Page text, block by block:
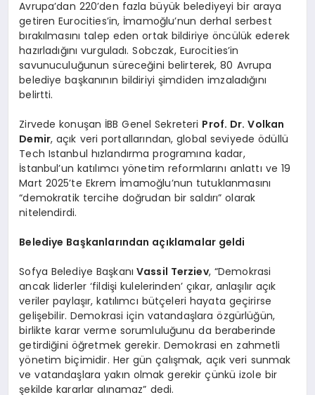
Avrupa’dan 220’den fazla büyük belediyeyi bir araya
getiren Eurocities’in, İmamoğlu’nun derhal serbest
bırakılmasını talep eden ortak bildiriye öncülük ederek
hazırladığını vurguladı. Sobczak, Eurocities’in
savunuculuğunun süreceğini belirterek, 80 Avrupa
belediye başkanının bildiriyi şimdiden imzaladığını
belirtti.
Zirvede konuşan İBB Genel Sekreteri Prof. Dr. Volkan
Demir, açık veri portallarından, global seviyede ödüllü
Tech Istanbul hızlandırma programına kadar,
İstanbul’un katılımcı yönetim reformlarını anlattı ve 19
Mart 2025’te Ekrem İmamoğlu’nun tutuklanmasını
“demokratik tercihe doğrudan bir saldırı” olarak
nitelendirdi.
Belediye Başkanlarından açıklamalar geldi
Sofya Belediye Başkanı Vassil Terziev, “Demokrasi
ancak liderler ‘fildişi kulelerinden’ çıkar, anlaşılır açık
veriler paylaşır, katılımcı bütçeleri hayata geçirirse
gelişebilir. Demokrasi için vatandaşlara özgürlüğün,
birlikte karar verme sorumluluğunu da beraberinde
getirdiğini öğretmek gerekir. Demokrasi en zahmetli
yönetim biçimidir. Her gün çalışmak, açık veri sunmak
ve vatandaşlara yakın olmak gerekir çünkü izole bir
şekilde kararlar alınamaz” dedi.